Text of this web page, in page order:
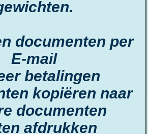
documenten per
E-mail
betalingen
kopiëren naar
documenten
afdrukken